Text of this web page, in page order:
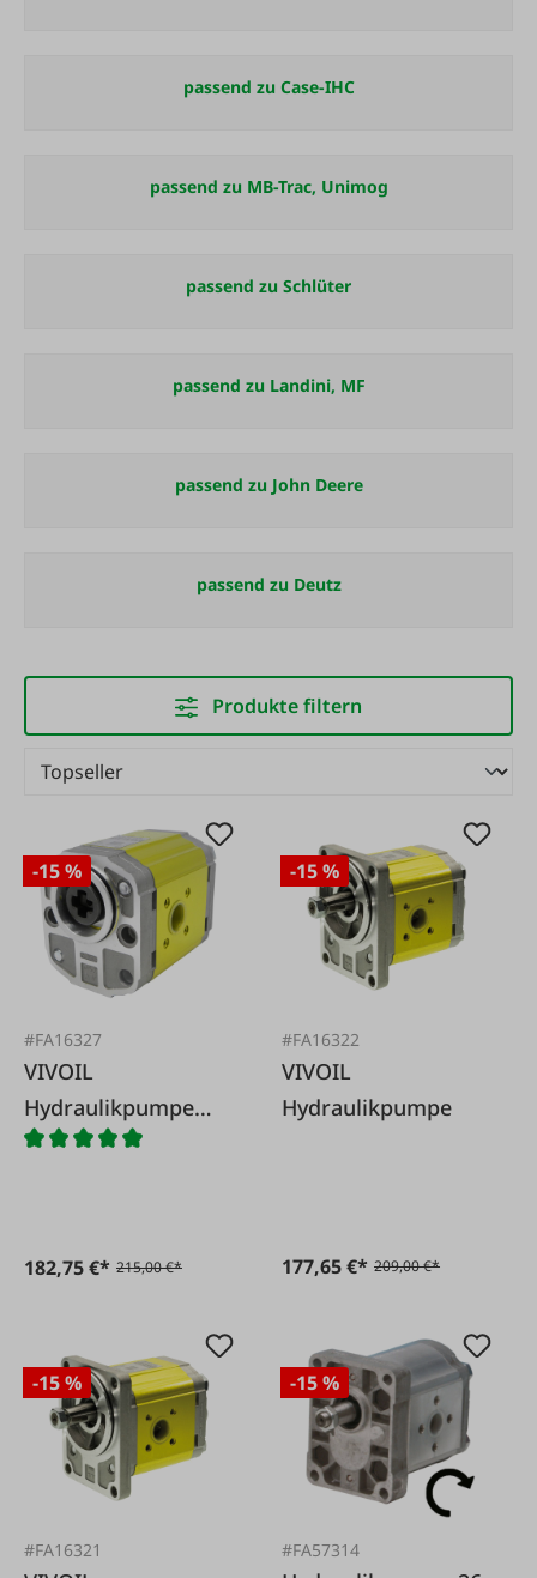
passend zu Case-IHC
passend zu MB-Trac, Unimog
passend zu Schlüter
passend zu Landini, MF
passend zu John Deere
passend zu Deutz
Produkte filtern
-15 %
#FA16327
VIVOIL
Hydraulikpumpe
passend zu Steyr,
182,75 €* 215,00 €*
-15 %
#FA16322
VIVOIL
Hydraulikpumpe
177,65 €* 209,00 €*
-15 %
#FA16321
-15 %
#FA57314